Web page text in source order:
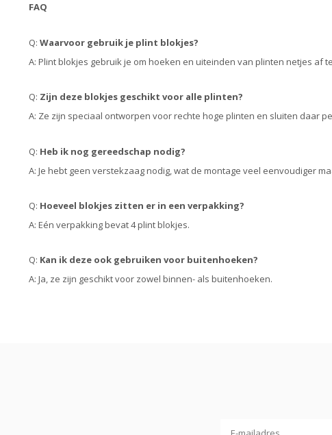
FAQ
Q: Waarvoor gebruik je plint blokjes?
A: Plint blokjes gebruik je om hoeken en uiteinden van plinten netjes af
Q: Zijn deze blokjes geschikt voor alle plinten?
A: Ze zijn speciaal ontworpen voor rechte hoge plinten en sluiten daar
Q: Heb ik nog gereedschap nodig?
A: Je hebt geen verstekzaag nodig, wat de montage veel eenvoudiger
Q: Hoeveel blokjes zitten er in een verpakking?
A: Eén verpakking bevat 4 plint blokjes.
Q: Kan ik deze ook gebruiken voor buitenhoeken?
A: Ja, ze zijn geschikt voor zowel binnen- als buitenhoeken.